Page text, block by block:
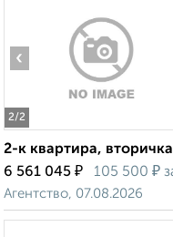
2/2
‹
2-к квартира,
6 561 045 ₽ 105 500 ₽
Агентство, 07.08.2026